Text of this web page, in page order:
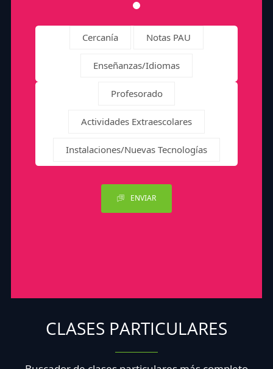
Cercanía Notas PAU
Enseñanzas/Idiomas
Profesorado
Actividades Extraescolares
Instalaciones/Nuevas Tecnologías
ENVIAR
CLASES PARTICULARES